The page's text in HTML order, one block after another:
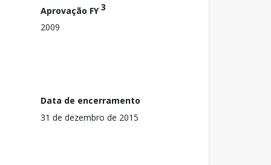
Aprovação FY3
2009
Data de encerramento
31 de dezembro de 2015